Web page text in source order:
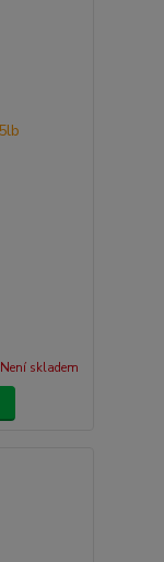
Není skladem